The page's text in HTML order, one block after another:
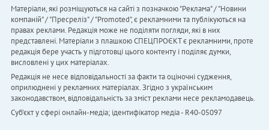
Матеріали, які розміщуються на сайті з позначкою "Реклама" / "Новини
компаній" / "Пресреліз" / "Promoted", є рекламними та публікуються на
правах реклами. Редакція може не поділяти погляди, які в них
представлені. Матеріали з плашкою СПЕЦПРОЄКТ є рекламними, проте
редакція бере участь у підготовці цього контенту і поділяє думки,
висловлені у цих матеріалах.
Редакція не несе відповідальності за факти та оціночні судження,
оприлюднені у рекламних матеріалах. Згідно з українським
законодавством, відповідальність за зміст реклами несе рекламодавець.
Cуб'єкт у сфері онлайн-медіа; ідентифікатор медіа - R40-05097